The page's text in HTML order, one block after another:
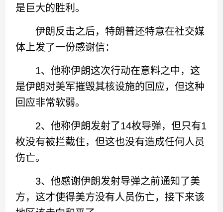
是巨大的胜利。
伊朗反击之后，特朗普还特意在社交媒
体上发了一份感谢信：
1、他称伊朗这次行动在意料之中，这
是伊朗对美军摧毁其核设施的回应，但这种
回应非常软弱。
2、他称伊朗发射了14枚导弹，但只有1
枚没有被拦截住，但这也没有造成任何人员
伤亡。
3、他感谢伊朗发射导弹之前通知了美
方，这才使得美方没有人员伤亡，接下来该